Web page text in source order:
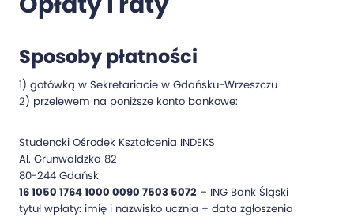
Sposoby płatności
1) gotówką w Sekretariacie w Gdańsku-Wrzeszczu
2) przelewem na poniższe konto bankowe:
Studencki Ośrodek Kształcenia INDEKS
Al. Grunwaldzka 82
80-244 Gdańsk
16 1050 1764 1000 0090 7503 5072 – ING Bank Śląski
tytuł wpłaty: imię i nazwisko ucznia + data zgłoszenia